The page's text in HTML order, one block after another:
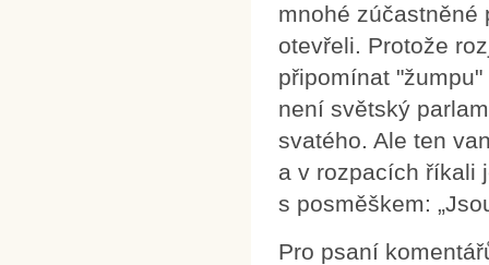
mnohé zúčastněné
otevřeli. Protože
připomínat
není světský
svatého. Ale ten
a v rozpacích říkali
s posměškem:
Pro psaní